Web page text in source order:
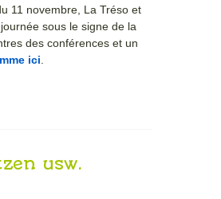
11 novembre, La Tréso et
sous le signe de la
des conférences et un
ici
usw.
für